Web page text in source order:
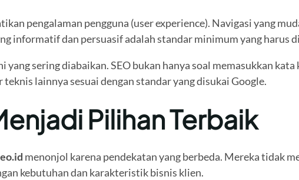
pengalaman pengguna (user experience). Navigasi yang
informatif dan persuasif adalah standar minimum yang harus
sering diabaikan. SEO bukan hanya soal memasukkan
lainnya sesuai dengan standar yang disukai Google.
Pilihan Terbaik
menonjol karena pendekatan yang berbeda. Mereka tidak
kebutuhan dan karakteristik bisnis klien.